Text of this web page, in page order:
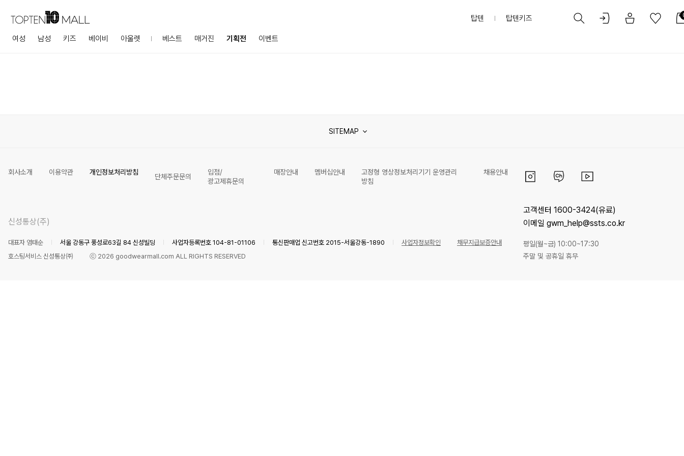
여성 남성 키즈 베이비 아울렛 베스트 매거진 기획전 이벤트
탑텐 탑텐키즈
SITEMAP
회사소개 이용약관 개인정보처리방침
단체주문문의
입점/
광고제휴문의
매장안내 멤버십안내
고정형 영상정보처리기기 운영관리
방침
채용안내
신성통상(주)
대표자 염태순 서울 강동구 풍성로63길 84 신성빌딩 사업자등록번호 104-81-01106 통신판매업 신고번호 2015-서울강동-1890 사업자정보확인
채무지급보증안내
호스팅서비스 신성통상㈜
ⓒ 2026 goodwearmall.com ALL RIGHTS RESERVED
고객센터 1600-3424(유료)
이메일 gwm_help@ssts.co.kr
평일(월~금) 10:00~17:30
주말 및 공휴일 휴무